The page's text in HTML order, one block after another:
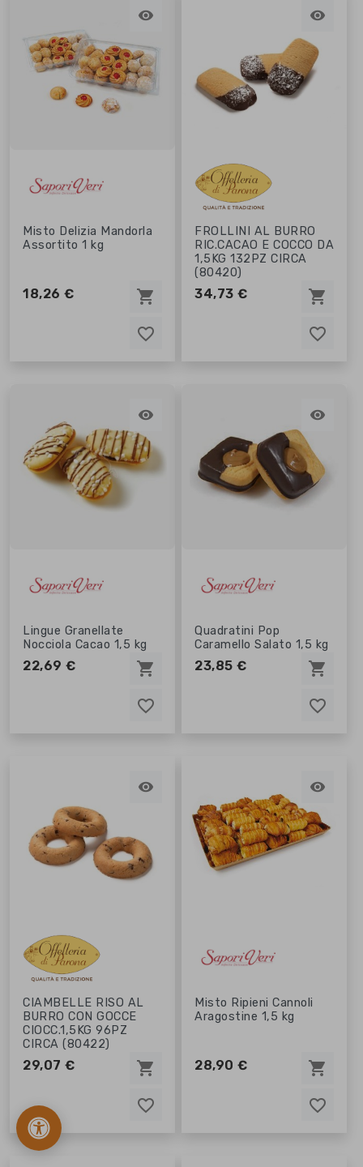

favorite_border
favorite_border
Misto Delizia Mandorla
Assortito 1 kg
18,26 € shopping_cart

favorite_border
favorite_border
FROLLINI AL BURRO
RIC.CACAO E COCCO DA
1,5KG 132PZ CIRCA
(80420)
34,73 € shopping_cart

favorite_border
favorite_border
Lingue Granellate
Nocciola Cacao 1,5 kg
22,69 € shopping_cart

favorite_border
favorite_border
Quadratini Pop
Caramello Salato 1,5 kg
23,85 € shopping_cart

favorite_border
favorite_border
CIAMBELLE RISO AL
BURRO CON GOCCE
CIOCC.1,5KG 96PZ
CIRCA (80422)
29,07 € shopping_cart

favorite_border
favorite_border
Misto Ripieni Cannoli
Aragostine 1,5 kg
28,90 € shopping_cart